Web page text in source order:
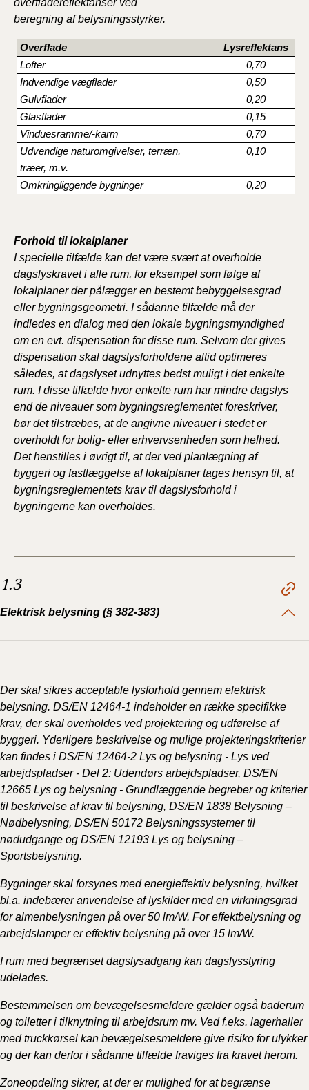
overfladereflektanser ved
beregning af belysningsstyrker.
Overflade
Lysreflektans
Lofter
0,70
Indvendige vægflader
0,50
Gulvflader
0,20
Glasflader
0,15
Vinduesramme/-karm
0,70
Udvendige naturomgivelser, terræn,
træer, m.v.
0,10
Omkringliggende bygninger 0,20
Forhold til lokalplaner
I specielle tilfælde kan det være svært at overholde
dagslyskravet i alle rum, for eksempel som følge af
lokalplaner der pålægger en bestemt bebyggelsesgrad
eller bygningsgeometri. I sådanne tilfælde må der
indledes en dialog med den lokale bygningsmyndighed
om en evt. dispensation for disse rum. Selvom der gives
dispensation skal dagslysforholdene altid optimeres
således, at dagslyset udnyttes bedst muligt i det enkelte
rum. I disse tilfælde hvor enkelte rum har mindre dagslys
end de niveauer som bygningsreglementet foreskriver,
bør det tilstræbes, at de angivne niveauer i stedet er
overholdt for bolig- eller erhvervsenheden som helhed.
Det henstilles i øvrigt til, at der ved planlægning af
byggeri og fastlæggelse af lokalplaner tages hensyn til, at
bygningsreglementets krav til dagslysforhold i
bygningerne kan overholdes.
1.3
Elektrisk belysning (§ 382-383)
Der skal sikres acceptable lysforhold gennem elektrisk
belysning. DS/EN 12464-1 indeholder en række specifikke
krav, der skal overholdes ved projektering og udførelse af
byggeri. Yderligere beskrivelse og mulige projekteringskriterier
kan findes i DS/EN 12464-2 Lys og belysning - Lys ved
arbejdspladser - Del 2: Udendørs arbejdspladser, DS/EN
12665 Lys og belysning - Grundlæggende begreber og kriterier
til beskrivelse af krav til belysning, DS/EN 1838 Belysning –
Nødbelysning, DS/EN 50172 Belysningssystemer til
nødudgange og DS/EN 12193 Lys og belysning –
Sportsbelysning.
Bygninger skal forsynes med energieffektiv belysning, hvilket
bl.a. indebærer anvendelse af lyskilder med en virkningsgrad
for almenbelysningen på over 50 lm/W. For effektbelysning og
arbejdslamper er effektiv belysning på over 15 lm/W.
I rum med begrænset dagslysadgang kan dagslysstyring
udelades.
Bestemmelsen om bevægelsesmeldere gælder også baderum
og toiletter i tilknytning til arbejdsrum mv. Ved f.eks. lagerhaller
med truckkørsel kan bevægelsesmeldere give risiko for ulykker
og der kan derfor i sådanne tilfælde fraviges fra kravet herom.
Zoneopdeling sikrer, at der er mulighed for at begrænse